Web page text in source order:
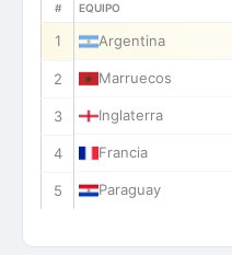
# EQUIPO
1 Argentina
2 Marruecos
3 Inglaterra
4 Francia
5 Paraguay